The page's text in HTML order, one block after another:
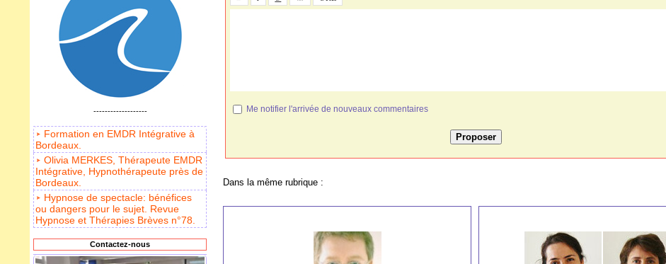
-------------------
Formation en EMDR Intégrative à
Bordeaux.
Olivia MERKES, Thérapeute EMDR
Intégrative, Hypnothérapeute près de
Bordeaux.
Hypnose de spectacle: bénéfices
ou dangers pour le sujet. Revue
Hypnose et Thérapies Brèves n°78.
Contactez-nous
Me notifier l'arrivée de nouveaux commentaires
Dans la même rubrique :